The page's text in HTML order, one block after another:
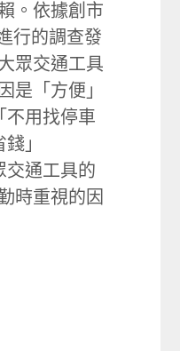
。依據創市
行的調查發
眾交通工具
是「方便」
不用找停車
」
交通工具的
時重視的因